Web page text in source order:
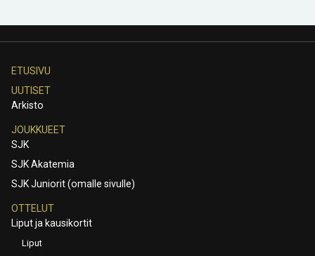
ETUSIVU
UUTISET
Arkisto
JOUKKUEET
SJK
SJK Akatemia
SJK Juniorit (omalle sivulle)
OTTELUT
Liput ja kausikortit
Liput